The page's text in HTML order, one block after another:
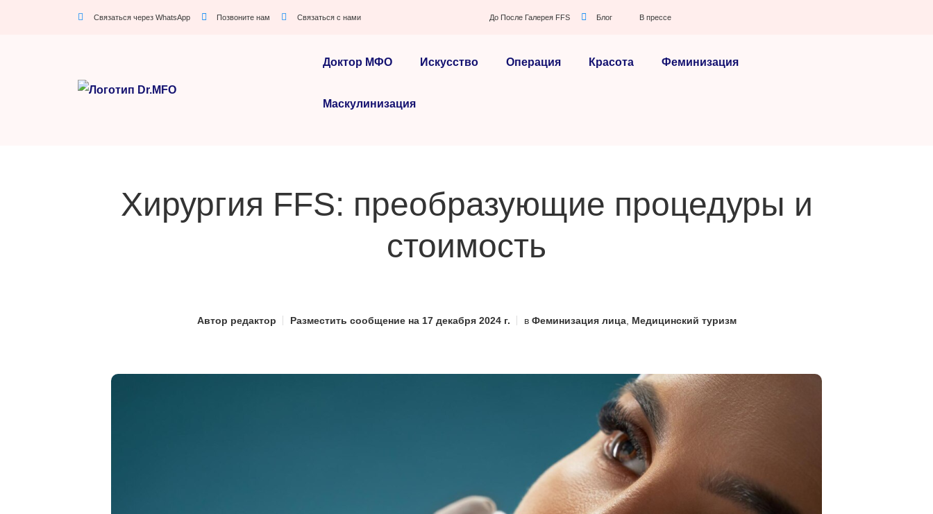
Связаться через WhatsApp Позвоните нам Связаться с нами До После Галерея FFS Блог В прессе
Доктор МФО Искусство Операция Красота Феминизация
Маскулинизация
Хирургия FFS: преобразующие процедуры и
стоимость
Автор редактор Разместить сообщение на17 декабря 2024 г. в Феминизация лица, Медицинский туризм